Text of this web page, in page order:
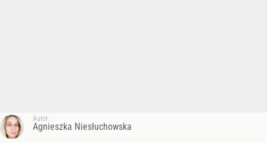
Autor:
Agnieszka Niesłuchowska